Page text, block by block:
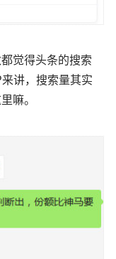
觉得头条的搜索
讲，搜索量其实
嘛。